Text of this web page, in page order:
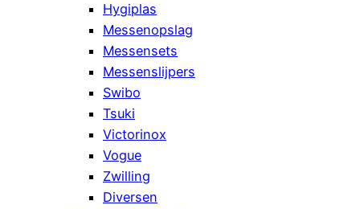
Hygiplas
Messenopslag
Messensets
Messenslijpers
Swibo
Tsuki
Victorinox
Vogue
Zwilling
Diversen